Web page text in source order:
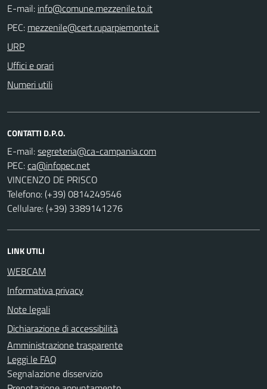
E-mail:
PEC:
URP
Uffici e orari
Numeri utili
CONTATTI D.P.O.
E-mail:
PEC:
VINCENZO DE PRISCO
Telefono: (+39) 0814249546
Cellulare: (+39) 3389141276
LINK UTILI
WEBCAM
Informativa privacy
Note legali
Dichiarazione di accessibilità
Amministrazione trasparente
Leggi le FAQ
Segnalazione disservizio